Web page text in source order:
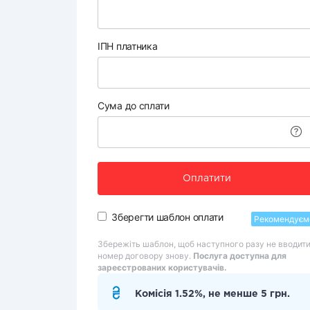
ІПН платника
Сума до сплати
Оплатити
Зберегти шаблон оплати
Збережіть шаблон, щоб наступного разу не вводити
номер договору знову. Послуга доступна для
зареєстрованих користувачів.
Комісія 1.52%, не менше 5 грн.